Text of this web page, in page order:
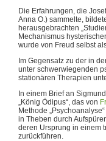
Die Erfahrungen, die
Anna O.) sammelte,
herausgebrachten
Mechanismus
wurde von Freud selbst
Im Gegensatz zu der in
unter schwerwiegenden
stationären Therapien
In einem Brief an
„König Ödipus“, das von
Methode
in Theben durch
deren Ursprung in einem
zurückführen.